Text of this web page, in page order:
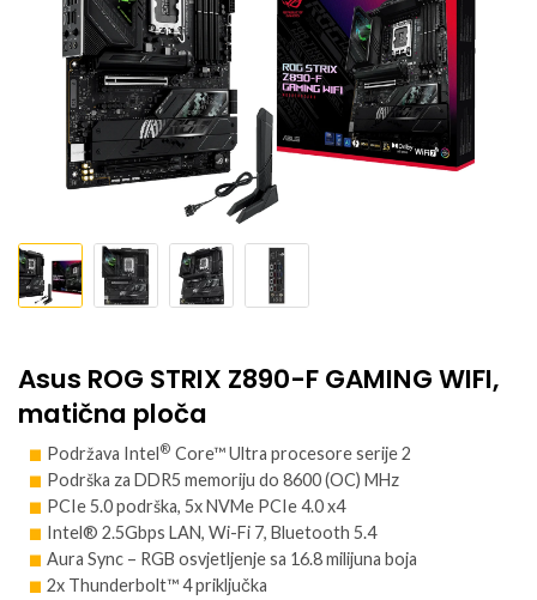
Asus ROG STRIX Z890-F GAMING WIFI,
matična ploča
Podržava Intel® Core™ Ultra procesore serije 2
Podrška za DDR5 memoriju do 8600 (OC) MHz
PCIe 5.0 podrška, 5x NVMe PCIe 4.0 x4
Intel® 2.5Gbps LAN, Wi-Fi 7, Bluetooth 5.4
Aura Sync – RGB osvjetljenje sa 16.8 milijuna boja
2x Thunderbolt™ 4 priključka